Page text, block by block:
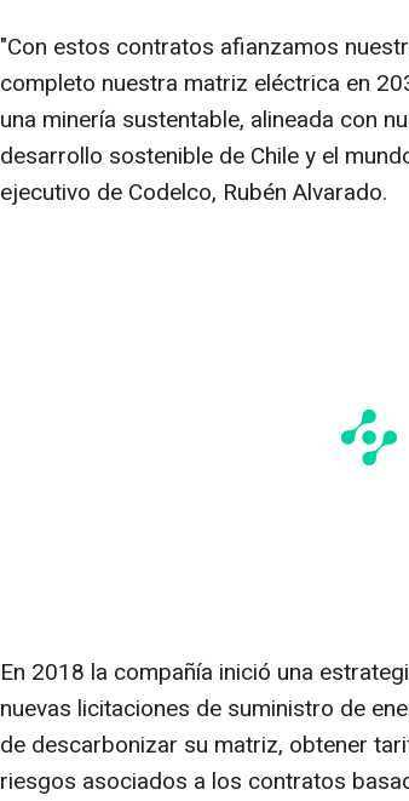
"Con estos contratos afianzamos
completo nuestra matriz eléctrica en
una minería sustentable, alineada con
desarrollo sostenible de Chile y el
ejecutivo de Codelco, Rubén Alvarado.
En 2018 la compañía inició una
nuevas licitaciones de suministro de
de descarbonizar su matriz, obtener
riesgos asociados a los contratos